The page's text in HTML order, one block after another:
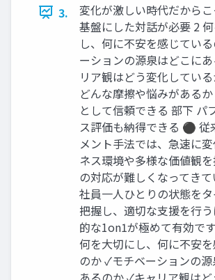
3.
変化が激しい時代だから
基盤にした対話が必要 2
し、何に不安を感じてい
ーションの源泉はどこに
リア観はどう変化してい
どんな摩擦や悩みがある
として信頼できる 部下 パ
ス評価も納得できる ⚫ 従
メント手法では、急速に
ネス環境や多様な価値観
の対応が難しくなってき
社員一人ひとりの状態を
把握し、適切な支援を行
的な1on1が極めて有効で
何を大切にし、何に不安
のか ✓モチベーションの